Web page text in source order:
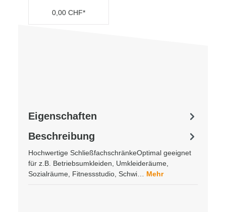
0,00 CHF*
Beschreibung
Hochwertige SchließfachschränkeOptimal geeignet
für z.B. Betriebsumkleiden, Umkleideräume,
Sozialräume, Fitnessstudio, Schwi… Mehr
Eigenschaften